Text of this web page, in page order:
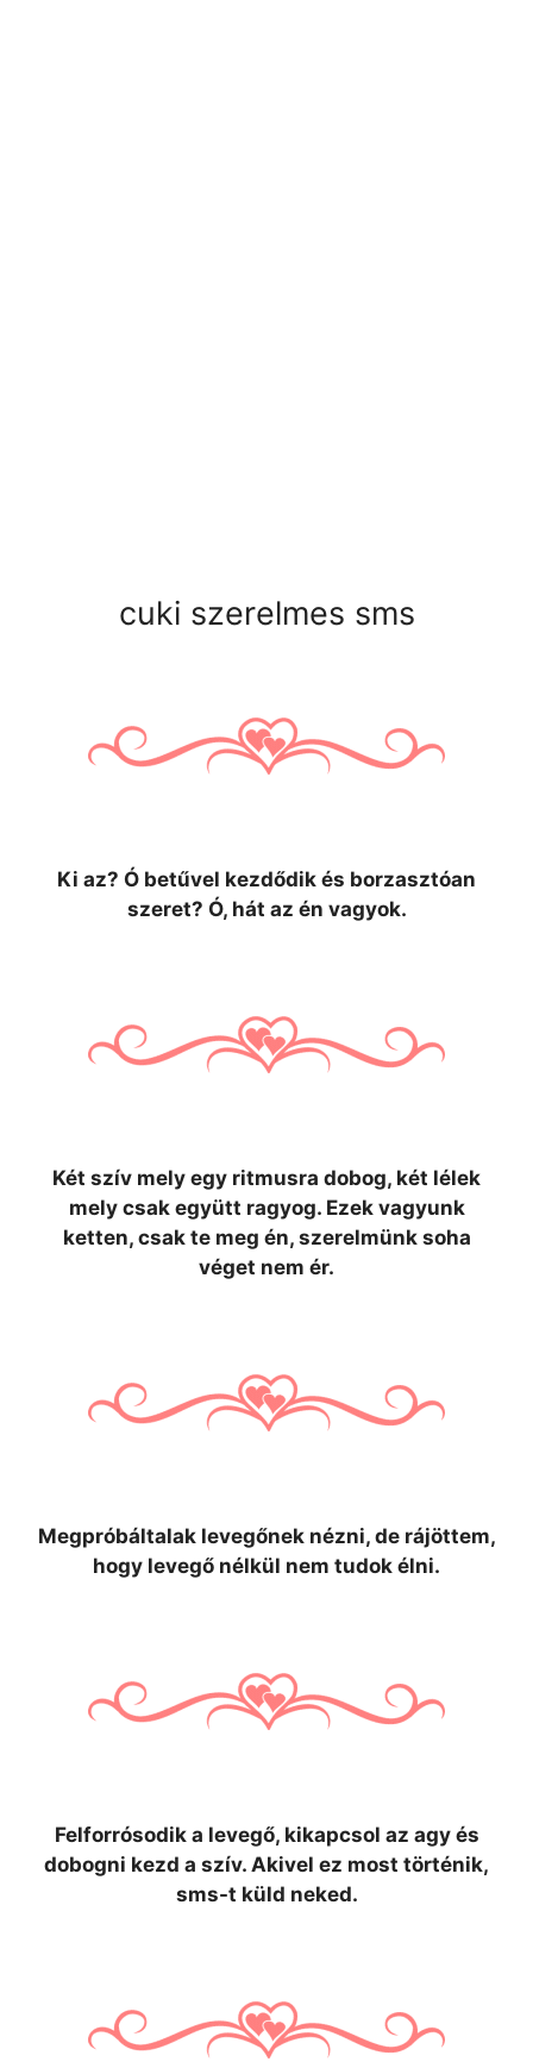
cuki szerelmes sms
Ki az? Ó betűvel kezdődik és borzasztóan
szeret? Ó, hát az én vagyok.
Két szív mely egy ritmusra dobog, két lélek
mely csak együtt ragyog. Ezek vagyunk
ketten, csak te meg én, szerelmünk soha
véget nem ér.
Megpróbáltalak levegőnek nézni, de rájöttem,
hogy levegő nélkül nem tudok élni.
Felforrósodik a levegő, kikapcsol az agy és
dobogni kezd a szív. Akivel ez most történik,
sms-t küld neked.